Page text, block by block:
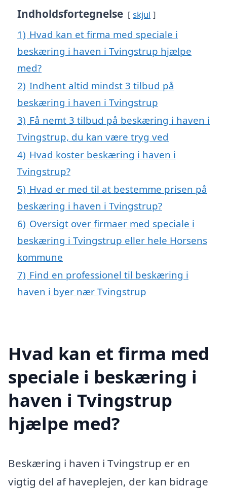
Indholdsfortegnelse skjul
1) Hvad kan et firma med speciale i
beskæring i haven i Tvingstrup hjælpe
med?
2) Indhent altid mindst 3 tilbud på
beskæring i haven i Tvingstrup
3) Få nemt 3 tilbud på beskæring i haven i
Tvingstrup, du kan være tryg ved
4) Hvad koster beskæring i haven i
Tvingstrup?
5) Hvad er med til at bestemme prisen på
beskæring i haven i Tvingstrup?
6) Oversigt over firmaer med speciale i
beskæring i Tvingstrup eller hele Horsens
kommune
7) Find en professionel til beskæring i
haven i byer nær Tvingstrup
Hvad kan et firma med
speciale i beskæring i
haven i Tvingstrup
hjælpe med?
Beskæring i haven i Tvingstrup er en
vigtig del af haveplejen, der kan bidrage